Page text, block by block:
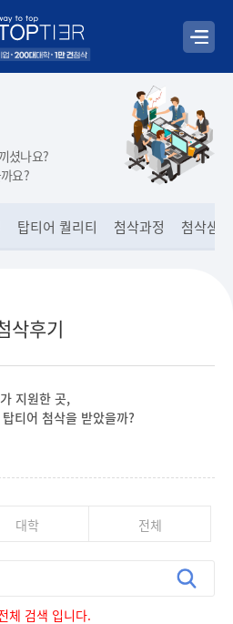
셨나요?
요?
탑티어 퀄리티 첨삭과정 첨삭샘플
삭후기
지원한 곳,
티어 첨삭을 받았을까?
대학 전체
체 검색 입니다.